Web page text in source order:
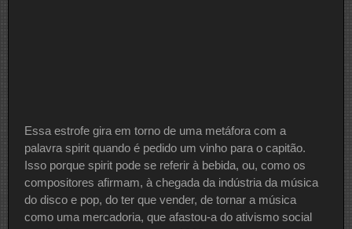
Essa estrofe gira em torno de uma metáfora com a
palavra spirit quando é pedido um vinho para o capitão.
Isso porque spirit pode se referir à bebida, ou, como os
compositores afirmam, à chegada da indústria da música
do disco e pop, do ter que vender, de tornar a música
como uma mercadoria, que afastou-a do ativismo social